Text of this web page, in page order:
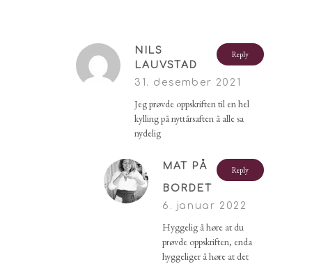
Reply
NILS
LAUVSTAD
31. desember 2021
Jeg prøvde oppskriften til en hel
kylling på nyttårsaften å alle sa
nydelig
Reply
MAT PÅ
BORDET
6. januar 2022
Hyggelig å høre at du
prøvde oppskriften, enda
hyggeliger å høre at det